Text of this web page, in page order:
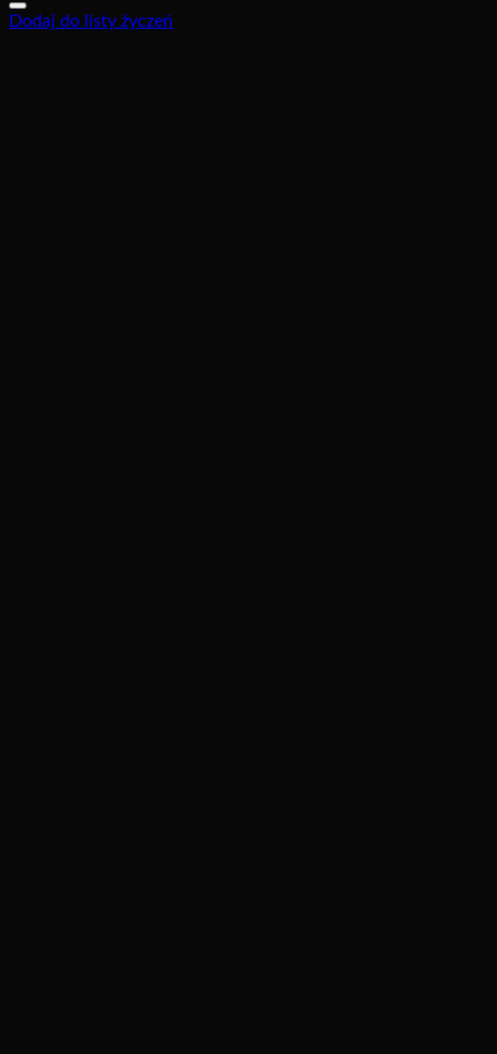
Dodaj do listy życzeń